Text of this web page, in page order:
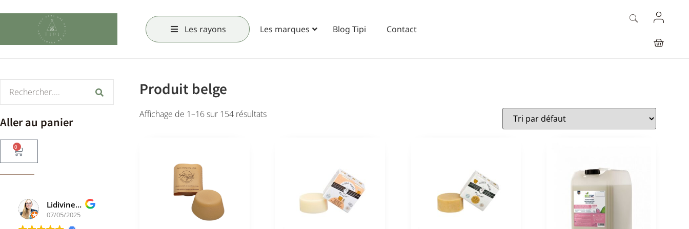
Les rayons Les marques Blog Tipi Contact
Aller au panier
0
Lidivine Defawes
07/05/2025
Natacha Langelet
22/06/2024
Produit belge
Affichage de 1–16 sur 154 résultats